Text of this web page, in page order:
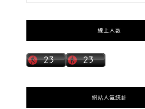
線上人數
網站人氣統計